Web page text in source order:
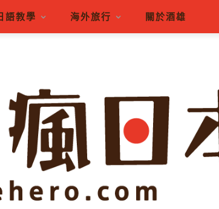
語教學 海外旅行 關於酒雄